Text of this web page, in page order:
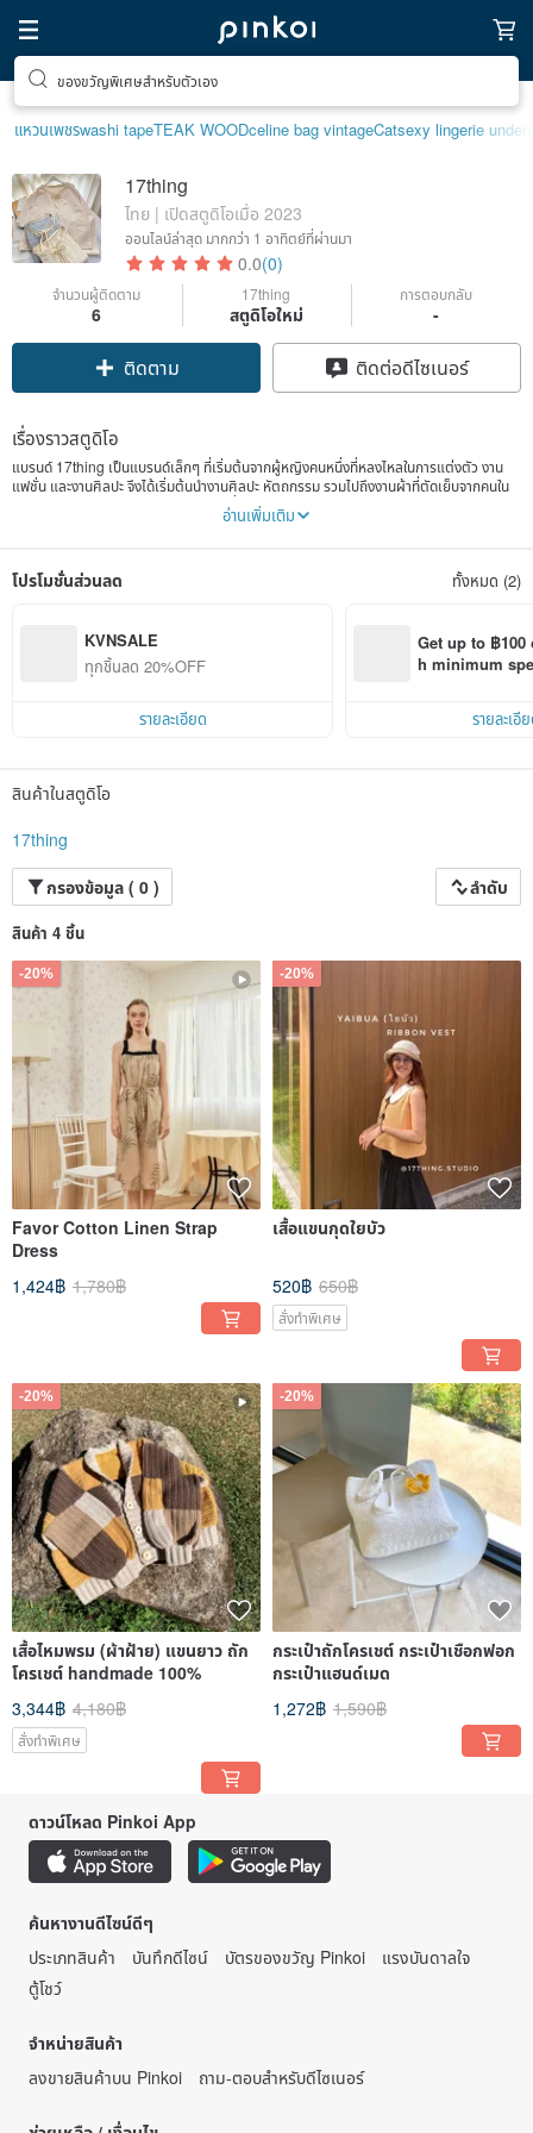
ของขวัญพิเศษสำหรับตัวเอง
แหวนเพชรwashi tapeTEAK WOODceline bag vintageCatsexy lingerie
17thing
ไทย | เปิดสตูดิโอเมื่อ 2023
ออนไลน์ล่าสุด มากกว่า 1 อาทิตย์ที่ผ่านมา
0.0(0)
จำนวนผู้ติดตาม
6
17thing
สตูดิโอใหม่
การตอบกลับ
-
ติดตาม ติดต่อดีไซเนอร์
เรื่องราวสตูดิโอ
แบรนด์ 17thing เป็นแบรนด์เล็กๆ ที่เริ่มต้นจากผู้หญิงคนหนึ่งที่หลงไหลในการแต่งตัว งาน
แฟชั่น และงานศิลปะ จึงได้เริ่มต้นนำงานศิลปะ หัตถกรรม รวมไปถึงงานผ้าที่ตัดเย็บจากคนใน
ชุมชน มาสร้างคุณค่า และนำไปต่อยอดเพื่อให้เกิดประโยชน์ต่อไป
อ่านเพิ่มเติม
โปรโมชั่นส่วนลด ทั้งหมด (2)
KVNSALE
ทุกชิ้นลด 20%OFF
รายละเอียด
Get up to ฿
h minimum
รายละเอี
สินค้าในสตูดิโอ
17thing
กรองข้อมูล ( 0 )
ลำดับ
สินค้า 4 ชิ้น
-20%
Favor Cotton Linen Strap
Dress
1,424฿ 1,780฿
-20%
เสื้อแขนกุดใยบัว
520฿ 650฿
สั่งทำพิเศษ
-20%
เสื้อไหมพรม (ผ้าฝ้าย) แขนยาว ถัก
โครเชต์ handmade 100%
3,344฿ 4,180฿
สั่งทำพิเศษ
-20%
กระเป๋าถักโครเชต์ กระเป๋าเชือกฟอก
กระเป๋าแฮนด์เมด
1,272฿ 1,590฿
ดาวน์โหลด Pinkoi App
ค้นหางานดีไซน์ดีๆ
ประเภทสินค้า
บันทึกดีไซน์ บัตรของขวัญ Pinkoi
แรงบันดาลใจ
ตู้โชว์
จำหน่ายสินค้า
ลงขายสินค้าบน Pinkoi
ถาม-ตอบสำหรับดีไซเนอร์